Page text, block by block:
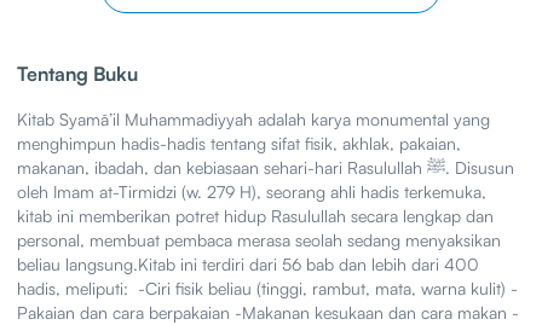
Tentang Buku
Kitab Syamā’il Muhammadiyyah adalah karya monumental yang
menghimpun hadis-hadis tentang sifat fisik, akhlak, pakaian,
makanan, ibadah, dan kebiasaan sehari-hari Rasulullah ﷺ. Disusun
oleh Imam at-Tirmidzi (w. 279 H), seorang ahli hadis terkemuka,
kitab ini memberikan potret hidup Rasulullah secara lengkap dan
personal, membuat pembaca merasa seolah sedang menyaksikan
beliau langsung.Kitab ini terdiri dari 56 bab dan lebih dari 400
hadis, meliputi: ‍ -Ciri fisik beliau (tinggi, rambut, mata, warna kulit) -
Pakaian dan cara berpakaian -Makanan kesukaan dan cara makan -